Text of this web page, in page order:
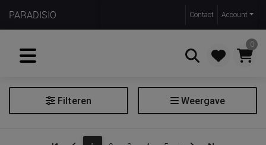
PARADISIO Contact Account
0
Zoeken
Filteren Weergave